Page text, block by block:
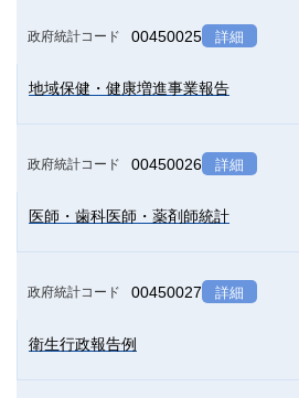
政府統計コード 00450025 詳細
地域保健・健康増進事業報告
政府統計コード 00450026 詳細
医師・歯科医師・薬剤師統計
政府統計コード 00450027 詳細
衛生行政報告例